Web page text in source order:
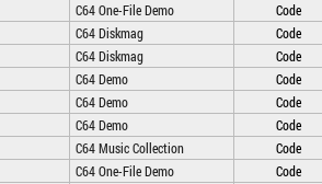
C64 One-File Demo Code
C64 Diskmag Code
C64 Diskmag Code
C64 Demo Code
C64 Demo Code
C64 Demo Code
C64 Music Collection Code
C64 One-File Demo Code